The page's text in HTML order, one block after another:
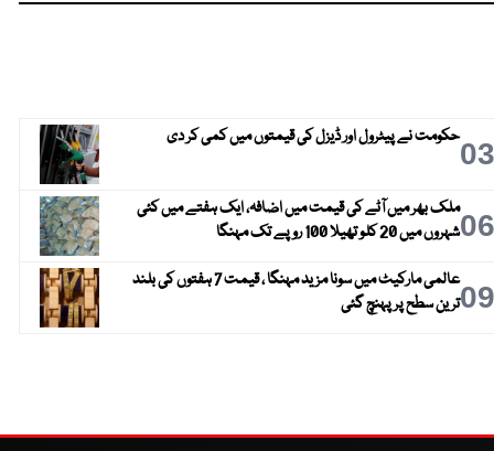
03حکومت نے پیٹرول اور ڈیزل کی قیمتوں میں کمی کر دی
06ملک بھر میں آٹے کی قیمت میں اضافہ، ایک ہفتے میں کئی
شہروں میں 20 کلو تھیلا 100 روپے تک مہنگا
09
عالمی مارکیٹ میں سونا مزید مہنگا ، قیمت 7 ہفتوں کی بلند
ترین سطح پر پہنچ گئی